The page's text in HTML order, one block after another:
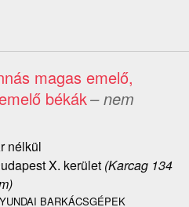
magas emelő,
békák– nem
nélkül
X. kerület(Karcag 134
BARKÁCSGÉPEK